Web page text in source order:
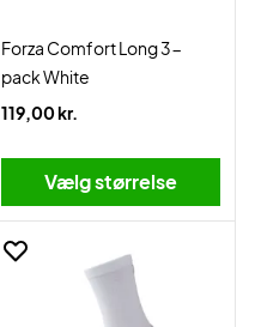
Forza Comfort Long 3-
pack White
119,00 kr.
Vælg størrelse